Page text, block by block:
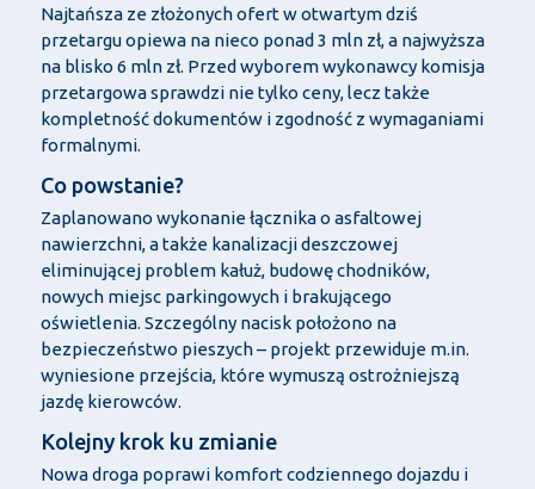
Najtańsza ze złożonych ofert w otwartym dziś
przetargu opiewa na nieco ponad 3 mln zł, a najwyższa
na blisko 6 mln zł. Przed wyborem wykonawcy komisja
przetargowa sprawdzi nie tylko ceny, lecz także
kompletność dokumentów i zgodność z wymaganiami
formalnymi.
Co powstanie?
Zaplanowano wykonanie łącznika o asfaltowej
nawierzchni, a także kanalizacji deszczowej
eliminującej problem kałuż, budowę chodników,
nowych miejsc parkingowych i brakującego
oświetlenia. Szczególny nacisk położono na
bezpieczeństwo pieszych – projekt przewiduje m.in.
wyniesione przejścia, które wymuszą ostrożniejszą
jazdę kierowców.
Kolejny krok ku zmianie
Nowa droga poprawi komfort codziennego dojazdu i